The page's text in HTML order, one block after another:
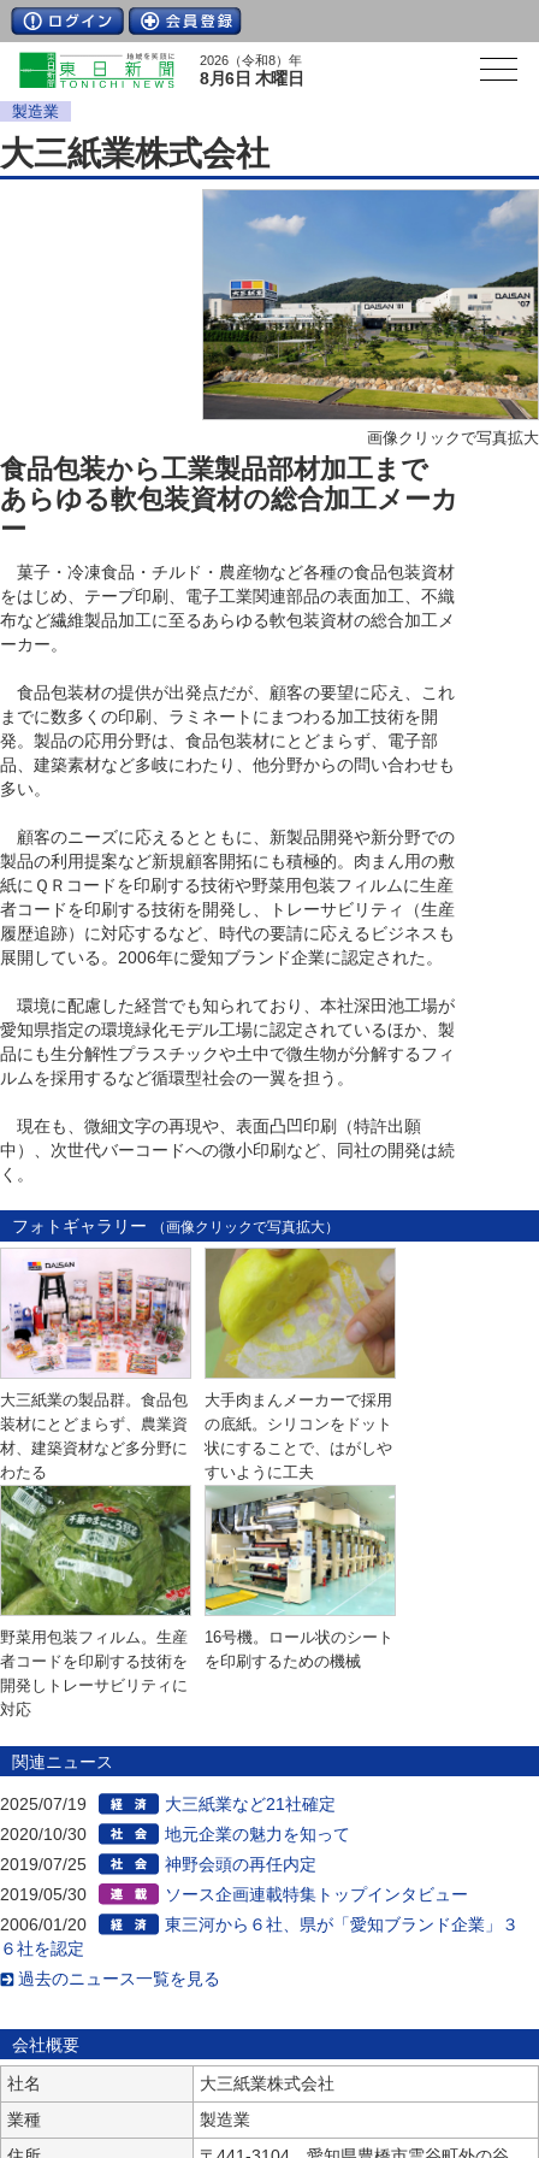
2026（令和8）年
8月6日 木曜日
製造業
大三紙業株式会社
画像クリックで写真拡大
食品包装から工業製品部材加工まで
あらゆる軟包装資材の総合加工メーカ
ー
菓子・冷凍食品・チルド・農産物など各種の食品包装資材
をはじめ、テープ印刷、電子工業関連部品の表面加工、不織
布など繊維製品加工に至るあらゆる軟包装資材の総合加工メ
ーカー。
食品包装材の提供が出発点だが、顧客の要望に応え、これ
までに数多くの印刷、ラミネートにまつわる加工技術を開
発。製品の応用分野は、食品包装材にとどまらず、電子部
品、建築素材など多岐にわたり、他分野からの問い合わせも
多い。
顧客のニーズに応えるとともに、新製品開発や新分野での
製品の利用提案など新規顧客開拓にも積極的。肉まん用の敷
紙にＱＲコードを印刷する技術や野菜用包装フィルムに生産
者コードを印刷する技術を開発し、トレーサビリティ（生産
履歴追跡）に対応するなど、時代の要請に応えるビジネスも
展開している。2006年に愛知ブランド企業に認定された。
環境に配慮した経営でも知られており、本社深田池工場が
愛知県指定の環境緑化モデル工場に認定されているほか、製
品にも生分解性プラスチックや土中で微生物が分解するフィ
ルムを採用するなど循環型社会の一翼を担う。
現在も、微細文字の再現や、表面凸凹印刷（特許出願
中）、次世代バーコードへの微小印刷など、同社の開発は続
く。
フォトギャラリー （画像クリックで写真拡大）
大三紙業の製品群。食品包
装材にとどまらず、農業資
材、建築資材など多分野に
わたる
大手肉まんメーカーで採用
の底紙。シリコンをドット
状にすることで、はがしや
すいように工夫
野菜用包装フィルム。生産
者コードを印刷する技術を
開発しトレーサビリティに
対応
16号機。ロール状のシート
を印刷するための機械
関連ニュース
2025/07/19
大三紙業など21社確定
2020/10/30
地元企業の魅力を知って
2019/07/25
神野会頭の再任内定
2019/05/30
ソース企画連載特集トップインタビュー
2006/01/20
東三河から６社、県が「愛知ブランド企業」３
６社を認定
過去のニュース一覧を見る
会社概要
社名
大三紙業株式会社
業種
製造業